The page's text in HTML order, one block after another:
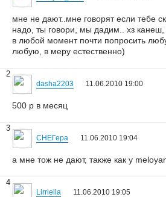
мне не дают..мне говорят если тебе
надо, ты говори, мы дадим.. хз канеш,
в любой момент почти попросить
любую, в меру естественно)
2
dasha2203 11.06.2010 19:00
500 р в месяц
3
СНЕГера 11.06.2010 19:04
а мне тож не дают, также как у
4
Lirriella 11.06.2010 19:05